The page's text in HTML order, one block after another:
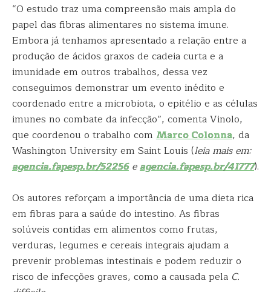
“O estudo traz uma compreensão mais ampla do
papel das fibras alimentares no sistema imune.
Embora já tenhamos apresentado a relação entre a
produção de ácidos graxos de cadeia curta e a
imunidade em outros trabalhos, dessa vez
conseguimos demonstrar um evento inédito e
coordenado entre a microbiota, o epitélio e as células
imunes no combate da infecção”, comenta Vinolo,
que coordenou o trabalho com Marco Colonna, da
Washington University em Saint Louis (leia mais em:
agencia.fapesp.br/52256eagencia.fapesp.br/41777).
Os autores reforçam a importância de uma dieta rica
em fibras para a saúde do intestino. As fibras
solúveis contidas em alimentos como frutas,
verduras, legumes e cereais integrais ajudam a
prevenir problemas intestinais e podem reduzir o
risco de infecções graves, como a causada pela C.